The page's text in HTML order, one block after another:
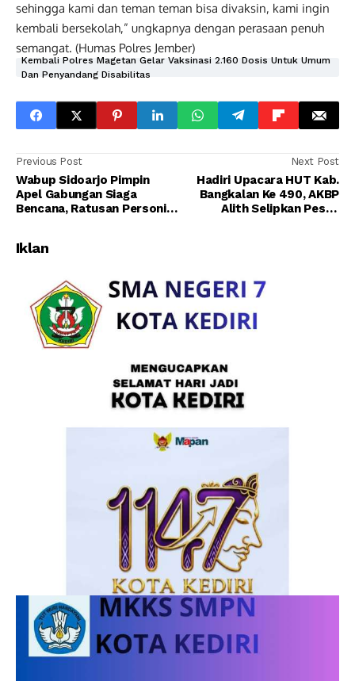
sehingga kami dan teman teman bisa divaksin, kami ingin
kembali bersekolah,” ungkapnya dengan perasaan penuh
semangat. (Humas Polres Jember)
Kembali Polres Magetan Gelar Vaksinasi 2.160 Dosis Untuk Umum
Dan Penyandang Disabilitas
Previous Post
Wabup Sidoarjo Pimpin
Apel Gabungan Siaga
Bencana, Ratusan Personil
Next Post
Hadiri Upacara HUT Kab.
Bangkalan Ke 490, AKBP
Alith Selipkan Pesan
Iklan